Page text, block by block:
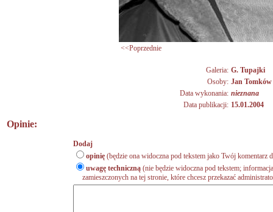
<<Poprzednie
Galeria: G. Tupajki
Osoby: Jan Tomków
Data wykonania: nieznana
Data publikacji: 15.01.2004
Opinie:
Dodaj
opinię (będzie ona widoczna pod tekstem jako Twój komentarz
uwagę techniczną (nie będzie widoczna pod tekstem;
zamieszczonych na tej stronie, które chcesz przekazać